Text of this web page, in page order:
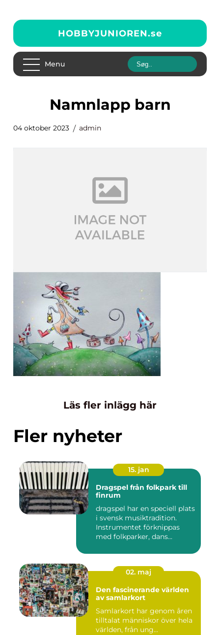
HOBBYJUNIOREN.se
Menu
namnlapp barn
04 oktober 2023 admin
Läs fler inlägg här
Fler nyheter
15. jan
Dragspel från folkpark till
finrum
dragspel har en speciell plats
i svensk musiktradition.
Instrumentet förknippas
med folkparker, dans...
02. maj
Den fascinerande världen
av samlarkort
Samlarkort har genom åren
tilltalat människor över hela
världen, från ung...